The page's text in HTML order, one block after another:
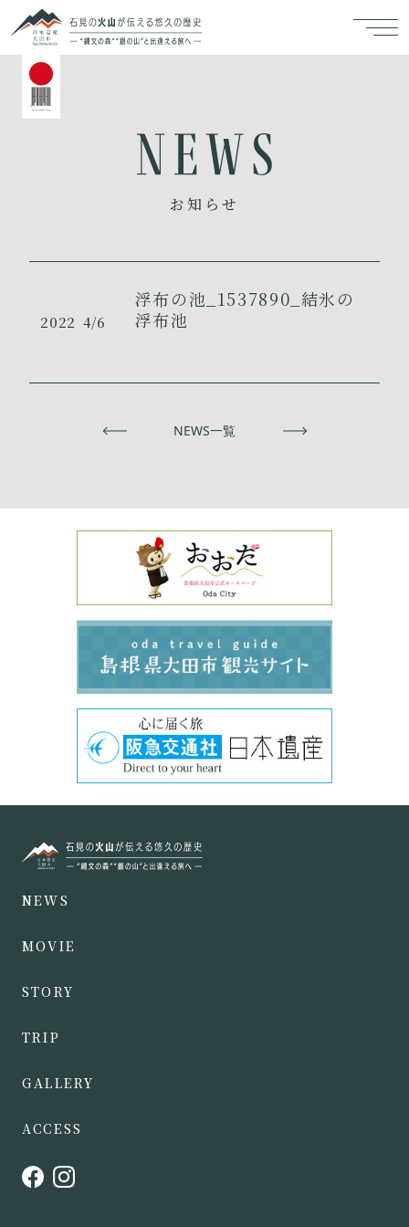
お知らせ
2022 4/6
浮布の池_1537890_結氷の
浮布池
NEWS一覧
NEWS
MOVIE
STORY
TRIP
GALLERY
ACCESS